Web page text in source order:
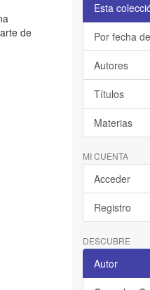
de
Esta
Por fecha
Autores
Títulos
Materias
MI CUENTA
Acceder
Registro
DESCUBRE
Autor